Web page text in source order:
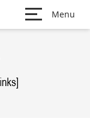
Menu